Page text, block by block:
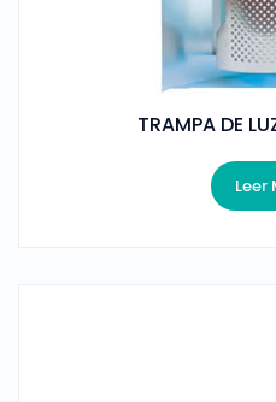
TRAMPA DE
Leer